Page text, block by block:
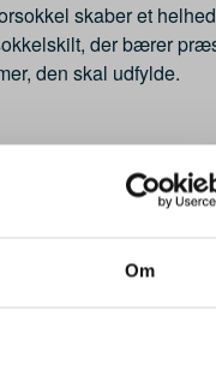
Om
skaber et
der bærer
den skal udfylde.
for at montere et